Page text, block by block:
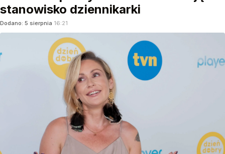
stanowisko dziennikarki
Dodano: 5 sierpnia 16:21